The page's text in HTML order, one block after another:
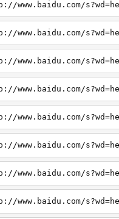
www.baidu.com/
www.baidu.com/
www.baidu.com/
www.baidu.com/
www.baidu.com/
www.baidu.com/
www.baidu.com/
www.baidu.com/